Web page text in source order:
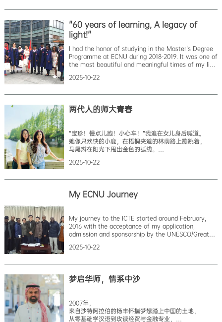
"60 years of learning, A legacy of
light!"
I had the honor of studying in the Master's Degree
Programme at ECNU during 2018-2019. It was one of
the most beautiful and meaningful times of my life.
exceptional. Although I was a foreigner in the
feel
2025-10-22
两代人的师大青春
“宝珍！慢点儿跑！小心车！”我追在女儿身后喊道。
她像只欢快的小鹿，在梧桐夹道的林荫路上蹦跳着，
马尾辫在阳光下甩出金色的弧线。
那个在我故事里出现过无数次的“知识殿堂”。
黄色的花瓣落在她肩头，
像极了当年我的仙女老师黄美旭亲手为我别在衣襟上的那
我的眼眶突然发热。2003年，
怀揣着中国政府奖学金的录取通知书，
心中满是对未来的憧憬与忐忑。记得第一次上课时，
我的汉语还带着浓重的越南口音，
是同班的陈钰同学每天课后陪我练习发音；冬天
2025-10-22
My ECNU Journey
My journey to the ICTE started around February,
2016 with the acceptance of my application,
admission and sponsorship by the UNESCO/Great
policy, leadership and management. The receipt of
exciting mom
2025-10-22
梦启华师，情系中沙
2007年，
来自沙特阿拉伯的杨丰怀揣梦想踏上中国的土地，
从零基础学汉语到攻读经贸与金融专业，